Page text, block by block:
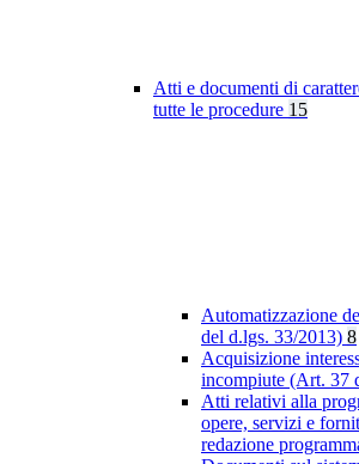
Atti e documenti di
tutte le procedure 15
Automatizzazione
del d.lgs. 33/2013) 8
Acquisizione
incompiute (Art. 37
Atti relativi alla
opere, servizi e
redazione